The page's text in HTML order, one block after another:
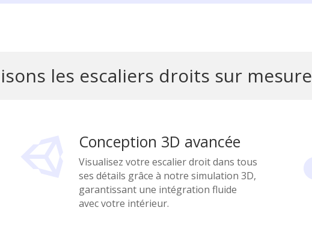
les escaliers droits sur mesure
Conception 3D avancée
Visualisez votre escalier droit dans tous
ses détails grâce à notre simulation 3D,
garantissant une intégration fluide
avec votre intérieur.